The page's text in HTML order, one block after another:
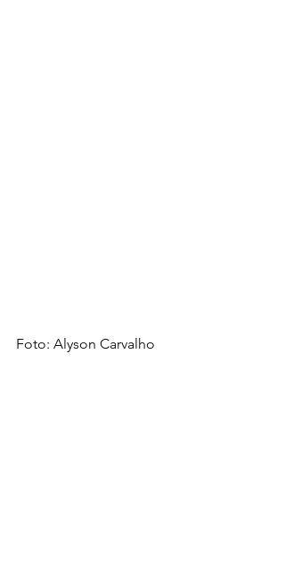
Foto: Alyson Carvalho